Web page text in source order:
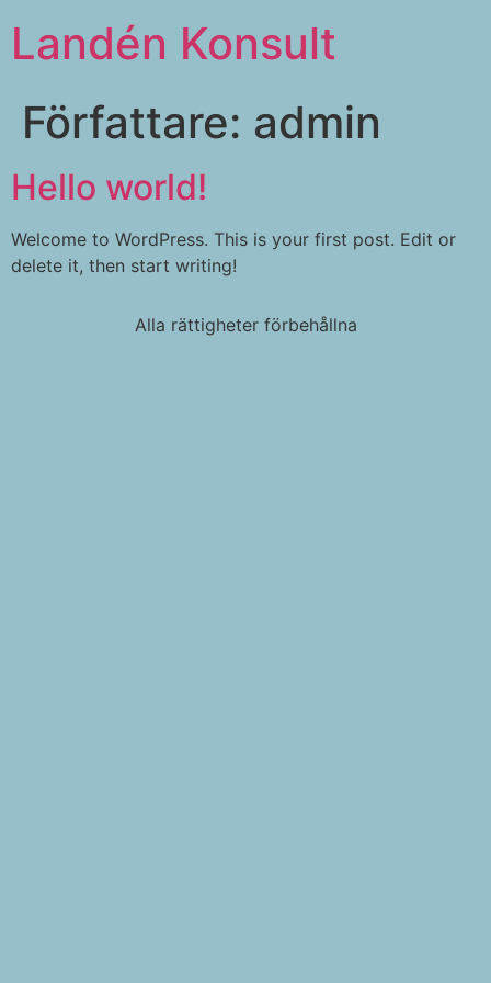
Landén Konsult
Författare: admin
Hello world!
Welcome to WordPress. This is your first post. Edit or
delete it, then start writing!
Alla rättigheter förbehållna